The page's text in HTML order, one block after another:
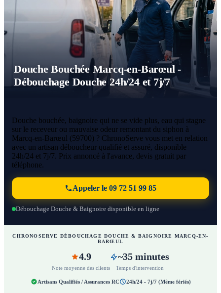
Douche Bouchée Marcq-en-Barœul -
Débouchage Douche 24h/24 et 7j/7
Douche bouchée, baignoire qui ne se vide plus, eau qui stagne
sur le receveur ou mauvaise odeur remontant du siphon à
Marcq-en-Barœul (59700) ? ChronoServe vous met en relation
avec un artisan déboucheur qualifié et assuré, disponible
24h/24 et 7j/7. Prix annoncé à l'avance, devis gratuit par
téléphone.
Appeler le 09 72 51 99 85
Débouchage Douche & Baignoire disponible en ligne
CHRONOSERVE DÉBOUCHAGE DOUCHE & BAIGNOIRE MARCQ-EN-
BARŒUL
4.9
Note moyenne des clients
~35 minutes
Temps d'intervention
Artisans Qualifiés / Assurances RC 24h/24 - 7j/7 (Même fériés)